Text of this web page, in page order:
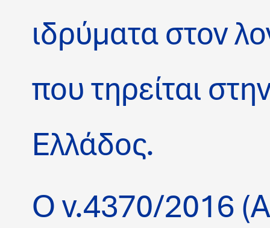
ιδρύματα στον
που τηρείται
Ελλάδος.
Ο ν.4370/2016